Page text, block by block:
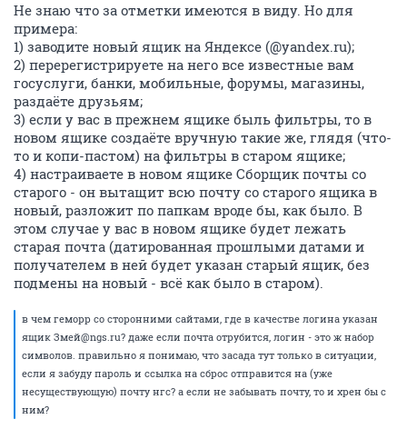
Не знаю что за отметки имеются в виду. Но для
примера:
1) заводите новый ящик на Яндексе (@yandex.ru);
2) перерегистрируете на него все известные вам
госуслуги, банки, мобильные, форумы, магазины,
раздаёте друзьям;
3) если у вас в прежнем ящике быль фильтры, то в
новом ящике создаёте вручную такие же, глядя (что-
то и копи-пастом) на фильтры в старом ящике;
4) настраиваете в новом ящике Сборщик почты со
старого - он вытащит всю почту со старого ящика в
новый, разложит по папкам вроде бы, как было. В
этом случае у вас в новом ящике будет лежать
старая почта (датированная прошлыми датами и
получателем в ней будет указан старый ящик, без
подмены на новый - всё как было в старом).
в чем геморр со сторонними сайтами, где в качестве логина указан
ящик Змей@ngs.ru? даже если почта отрубится, логин - это ж набор
символов. правильно я понимаю, что засада тут только в ситуации,
если я забуду пароль и ссылка на сброс отправится на (уже
несуществующую) почту нгс? а если не забывать почту, то и хрен бы с
ним?